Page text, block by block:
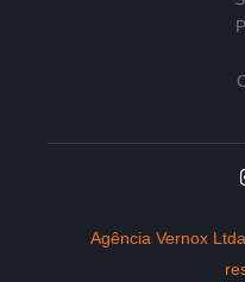
Agência Vernox